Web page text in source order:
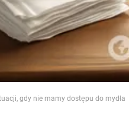
gdy nie mamy dostępu do mydła